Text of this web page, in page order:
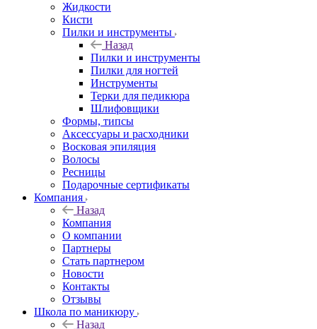
Жидкости
Кисти
Пилки и инструменты
Назад
Пилки и инструменты
Пилки для ногтей
Инструменты
Терки для педикюра
Шлифовщики
Формы, типсы
Аксессуары и расходники
Восковая эпиляция
Волосы
Ресницы
Подарочные сертификаты
Компания
Назад
Компания
О компании
Партнеры
Стать партнером
Новости
Контакты
Отзывы
Школа по маникюру
Назад